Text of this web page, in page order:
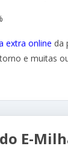
extra online da
e muitas
E-